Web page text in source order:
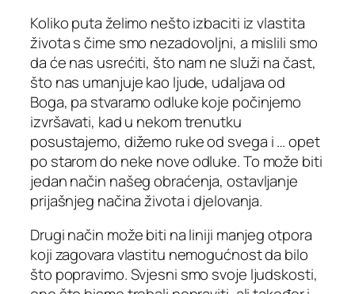
Koliko puta želimo nešto izbaciti iz vlastita
života s čime smo nezadovoljni, a mislili smo
da će nas usrećiti, što nam ne služi na čast,
što nas umanjuje kao ljude, udaljava od
Boga, pa stvaramo odluke koje počinjemo
izvršavati, kad u nekom trenutku
posustajemo, dižemo ruke od svega i … opet
po starom do neke nove odluke. To može biti
jedan način našeg obraćenja, ostavljanje
prijašnjeg načina života i djelovanja.
Drugi način može biti na liniji manjeg otpora
koji zagovara vlastitu nemogućnost da bilo
što popravimo. Svjesni smo svoje ljudskosti,